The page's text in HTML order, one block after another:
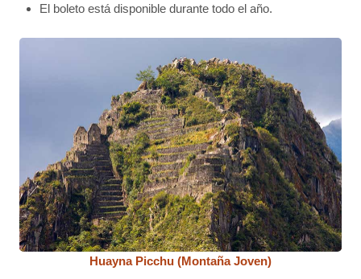
El boleto está disponible durante todo el año.
Huayna Picchu (Montaña Joven)